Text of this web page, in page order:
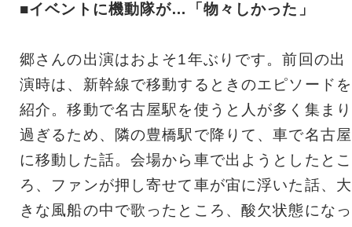
■イベントに機動隊が…「物々しかった」
郷さんの出演はおよそ1年ぶりです。前回の出
演時は、新幹線で移動するときのエピソードを
紹介。移動で名古屋駅を使うと人が多く集まり
過ぎるため、隣の豊橋駅で降りて、車で名古屋
に移動した話。会場から車で出ようとしたとこ
ろ、ファンが押し寄せて車が宙に浮いた話、大
きな風船の中で歌ったところ、酸欠状態になっ